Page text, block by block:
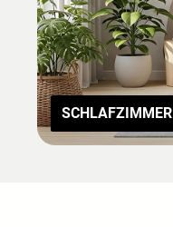
SCHLAFZIMMER